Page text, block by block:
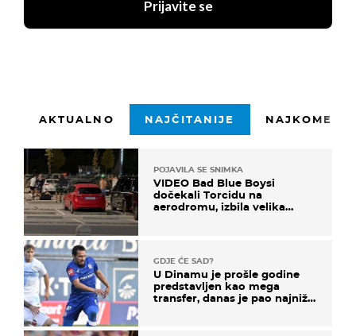
Prijavite se
AKTUALNO NAJČITANIJE
POJAVILA SE SNIMKA
VIDEO Bad Blue Boysi
dočekali Torcidu na
aerodromu, izbila velika
GDJE ĆE SAD?
U Dinamu je prošle godine
predstavljen kao mega
transfer, danas je pao najniže